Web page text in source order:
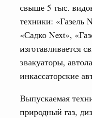
свыше 5 тыс.
техники: «Газель
«Садко Next»,
изготавливается
эвакуаторы,
инкассаторские
Выпускаемая
природный газ,
провёл
конкурса
Отрасль
и
сборную с